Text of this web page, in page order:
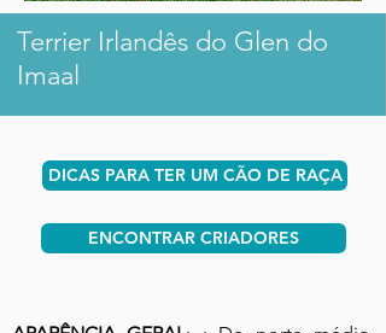
Terrier Irlandês do Glen do
Imaal
DICAS PARA TER UM CÃO DE RAÇA
ENCONTRAR CRIADORES